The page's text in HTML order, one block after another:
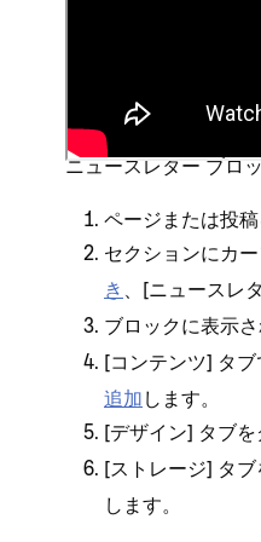
ニ⁠ュ⁠ースレ
ニ⁠ュ⁠ースレタ⁠ー ブロ⁠
ペ⁠ージまたは投稿
セクシ⁠ョンにカ⁠
き ⁠、[⁠ニ⁠ュ⁠ースレ
ブロ⁠ックに表示
[⁠コンテンツ⁠] タブ
追加 します⁠。
[⁠デザイン⁠] タブを
[⁠ストレ⁠ージ⁠] タブ
します⁠。